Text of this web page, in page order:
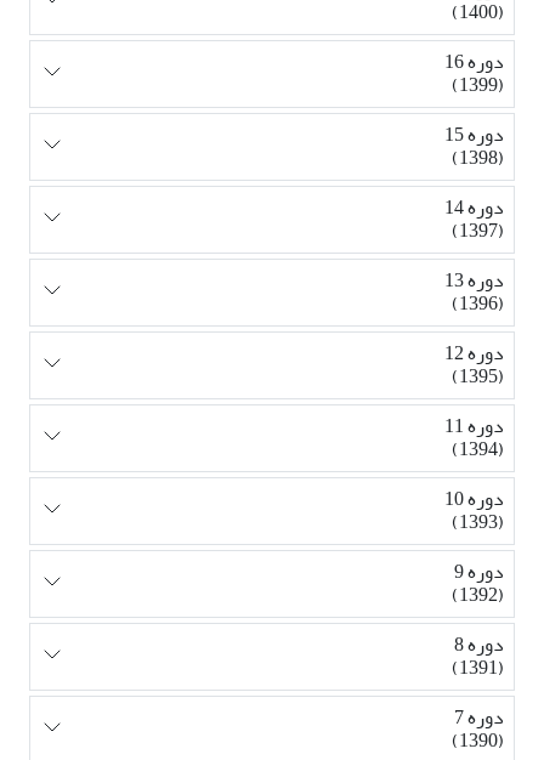
(1400)
دوره 16
(1399)
دوره 15
(1398)
دوره 14
(1397)
دوره 13
(1396)
دوره 12
(1395)
دوره 11
(1394)
دوره 10
(1393)
دوره 9
(1392)
دوره 8
(1391)
دوره 7
(1390)